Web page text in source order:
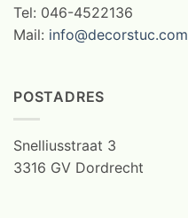
Tel: 046-4522136
Mail: info@decorstuc.com
POSTADRES
Snelliusstraat 3
3316 GV Dordrecht